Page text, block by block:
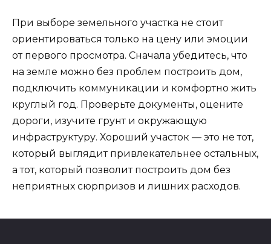
При выборе земельного участка не стоит
ориентироваться только на цену или эмоции
от первого просмотра. Сначала убедитесь, что
на земле можно без проблем построить дом,
подключить коммуникации и комфортно жить
круглый год. Проверьте документы, оцените
дороги, изучите грунт и окружающую
инфраструктуру. Хороший участок — это не тот,
который выглядит привлекательнее остальных,
а тот, который позволит построить дом без
неприятных сюрпризов и лишних расходов.